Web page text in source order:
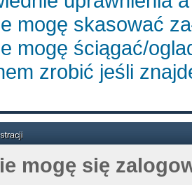
mogę skasować
mogę ściągać/
zrobić jeśli
mogę się